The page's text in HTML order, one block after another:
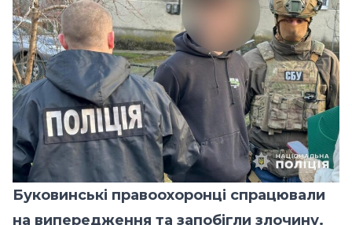
Буковинські правоохоронці спрацювали
на випередження та запобігли злочину.